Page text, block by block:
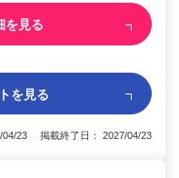
を見る
を見る
04/23 掲載終了日： 2027/04/23